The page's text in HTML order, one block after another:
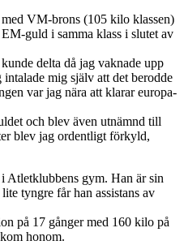
VM-brons (105 kilo klassen)
guld i samma klass i slutet av
delta då jag vaknade upp
mig själv att det berodde
var jag nära att klarar europa-
och blev även utnämnd till
blev jag ordentligt förkyld,
Atletklubbens gym. Han är sin
tyngre får han assistans av
på 17 gånger med 160 kilo på
honom.